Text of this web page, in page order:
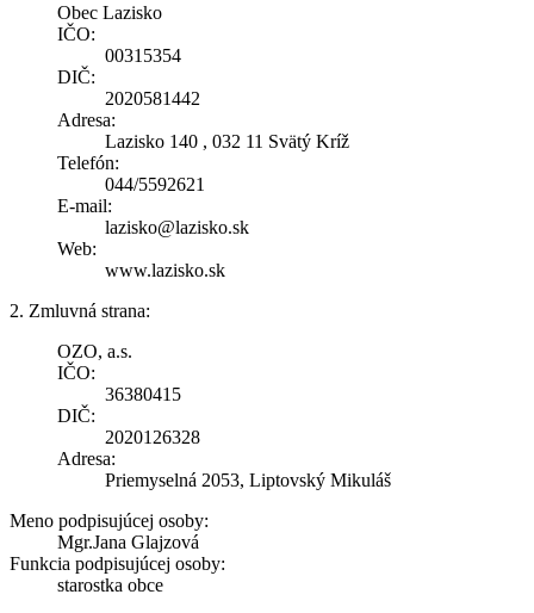
Obec Lazisko
IČO:
00315354
DIČ:
2020581442
Adresa:
Lazisko 140 , 032 11 Svätý Kríž
Telefón:
044/5592621
E-mail:
lazisko@lazisko.sk
Web:
www.lazisko.sk
2. Zmluvná strana:
OZO, a.s.
IČO:
36380415
DIČ:
2020126328
Adresa:
Priemyselná 2053, Liptovský Mikuláš
Meno podpisujúcej osoby:
Mgr.Jana Glajzová
Funkcia podpisujúcej osoby:
starostka obce